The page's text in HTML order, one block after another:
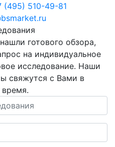
(495) 510-49-81
готового обзора,
на индивидуальное
исследование. Наши
свяжутся с Вами в